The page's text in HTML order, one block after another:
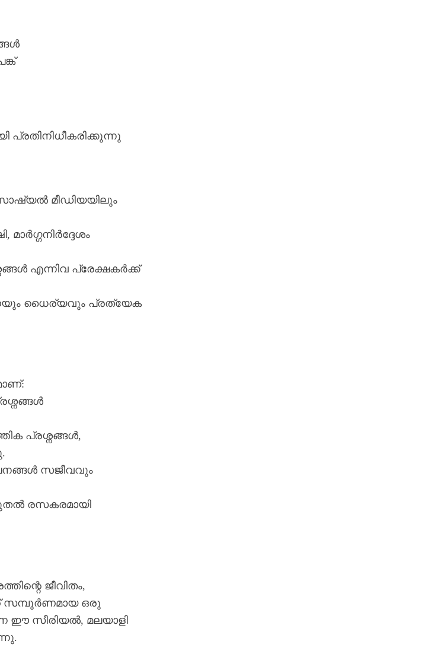
പ്രതിനിധീകരിക്കുന്നു
മീഡിയയിലും
എന്നിവ പ്രേക്ഷകർക്ക്
ധൈര്യവും പ്രത്യേക
പ്രശ്നങ്ങൾ,
സജീവവും
രസകരമായി
ജീവിതം,
സമ്പൂർണമായ ഒരു
സീരിയൽ, മലയാളി